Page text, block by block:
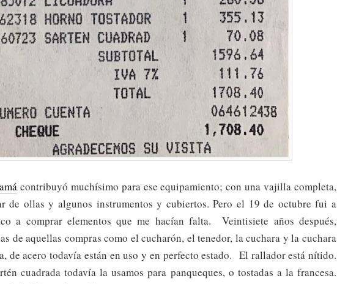
contribuyó muchísimo para ese equipamiento; con una vajilla completa,
de ollas y algunos instrumentos y cubiertos. Pero el 19 de octubre fui a
a comprar elementos que me hacían falta. Veintisiete años después,
de aquellas compras como el cucharón, el tenedor, la cuchara y la cuchara
de acero todavía están en uso y en perfecto estado. El rallador está nítido.
cuadrada todavía la usamos para panqueques, o tostadas a la francesa.